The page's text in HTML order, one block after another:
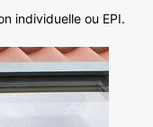
individuelle ou EPI.